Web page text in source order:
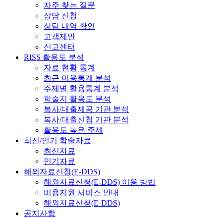
자주 찾는 질문
상담 신청
상담 내역 확인
고객제안
신고센터
RISS 활용도 분석
자료 현황 통계
최근 이용통계 분석
주제별 활용통계 분석
학술지 활용도 분석
복사/대출제공 기관 분석
복사/대출신청 기관 분석
활용도 높은 주제
최신/인기 학술자료
최신자료
인기자료
해외자료신청(E-DDS)
해외자료신청(E-DDS) 이용 방법
비용지원 서비스 안내
해외자료신청(E-DDS)
공지사항